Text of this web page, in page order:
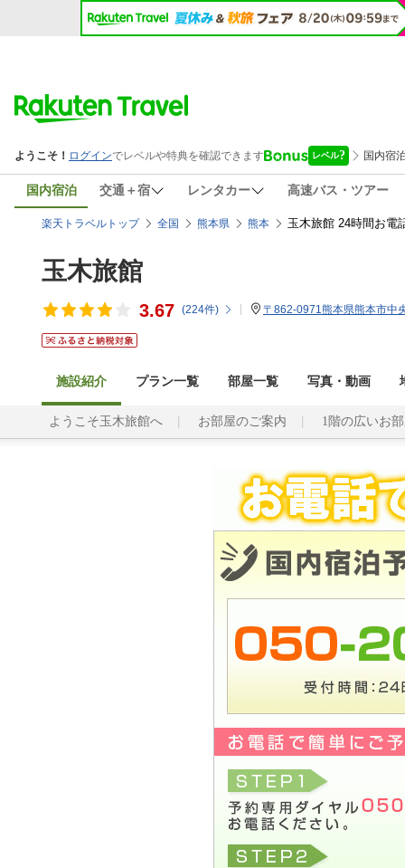
国内宿泊 交通＋宿 レンタカー 高速バス・ツアー
楽天トラベルトップ 全国 熊本県 熊本 玉木旅館 24時間お電
玉木旅館
3.67 (224件) 〒862-0971熊本県熊本市中
施設紹介 プラン一覧 部屋一覧 写真・動画
ようこそ玉木旅館へ お部屋のご案内 1階の広いお